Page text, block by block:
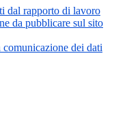
dal rapporto di lavoro
da pubblicare sul sito
comunicazione dei dati